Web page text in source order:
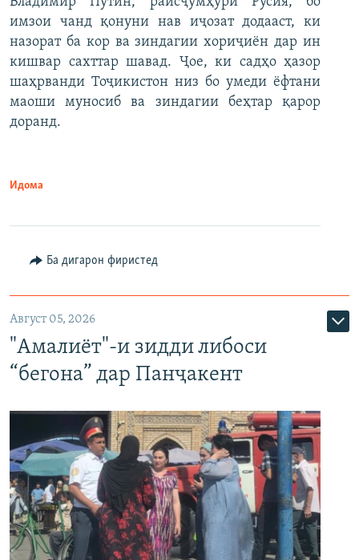
имзои чанд қонуни нав иҷозат додааст, ки
назорат ба кор ва зиндагии хориҷиён дар ин
кишвар сахттар шавад. Ҷое, ки садҳо ҳазор
шаҳрванди Тоҷикистон низ бо умеди ёфтани
маоши муносиб ва зиндагии беҳтар қарор
доранд.
Идома
Ба дигарон фиристед
Август 05, 2026
"Амалиёт"-и зидди либоси
“бегона” дар Панҷакент